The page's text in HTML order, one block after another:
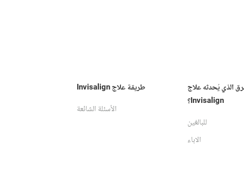
طريقة علاج Invisalign
الأسئلة الشائعة
الذي يُحدثه علاج
Invisalign؟
للبالغين
الاباء